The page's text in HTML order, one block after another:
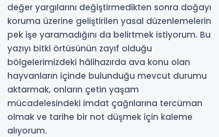
değer yargılarını değiştirmedikten sonra doğayı
koruma üzerine geliştirilen yasal düzenlemelerin
pek işe yaramadığını da belirtmek istiyorum. Bu
yazıyı bitki örtüsünün zayıf olduğu
bölgelerimizdeki hâlihazırda ava konu olan
hayvanların içinde bulunduğu mevcut durumu
aktarmak, onların çetin yaşam
mücadelesindeki imdat çağrılarına tercüman
olmak ve tarihe bir not düşmek için kaleme
alıyorum.